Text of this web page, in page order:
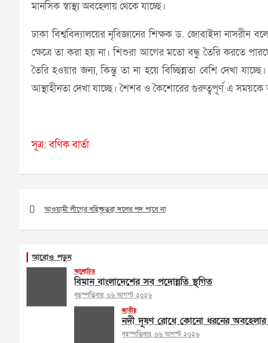
মানসিক স্বাস্থ্য অবহেলায় থেকে যাচ্ছে।
ঢাকা বিশ্ববিদ্যালয়ের নৃবিজ্ঞানের শিক্ষক ড. জোবাইদা নাসরীন
ক্ষেত্রে তা করা হয় না। শিশুরা আগের মতো বন্ধু তৈরি করতে
তৈরি হওয়ার জন্য, কিন্তু তা না হয়ে বিচ্ছিন্নতা বেশি দেখা
আস্থাহীনতা দেখা যাচ্ছে। শৈশব ও কৈশোরের গুরুত্বপূর্ণ এ সময়কে
সূত্র: বণিক বার্তা
navigation
আওয়ামী লীগের বহিষ্কৃতরা দলের পদ পাবে না
আরোও পড়ুন
আলোচিত
বিমান বাংলাদেশের সব পদোন্নতি স্থগিত
বৃহস্পতিবার, ০৬ আগস্ট ২০২৬
জাতীয়
নদী দূষণ রোধে কোনো ধরনের অবহেলার
বৃহস্পতিবার, ০৬ আগস্ট ২০২৬